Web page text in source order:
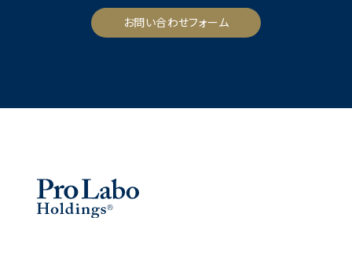
お問い合わせフォーム